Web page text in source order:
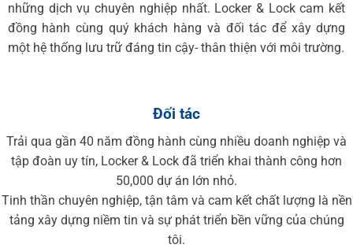
những dịch vụ chuyên nghiệp nhất. Locker & Lock cam kết
đồng hành cùng quý khách hàng và đối tác để xây dựng
một hệ thống lưu trữ đáng tin cậy- thân thiện với môi trường.
Đối tác
Trải qua gần 40 năm đồng hành cùng nhiều doanh nghiệp và
tập đoàn uy tín, Locker & Lock đã triển khai thành công hơn
50,000 dự án lớn nhỏ.
Tinh thần chuyên nghiệp, tận tâm và cam kết chất lượng là nền
tảng xây dựng niềm tin và sự phát triển bền vững của chúng
tôi.